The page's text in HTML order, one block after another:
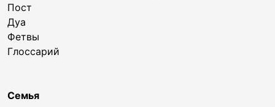
Пост
Дуа
Фетвы
Глоссарий
Семья